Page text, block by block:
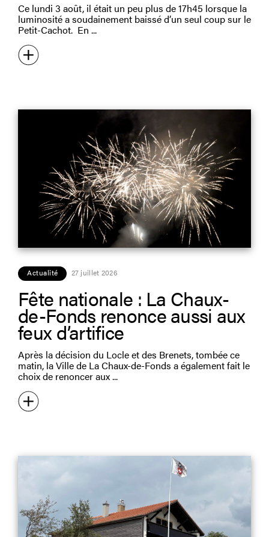
Ce lundi 3 août, il était un peu plus de 17h45 lorsque la
luminosité a soudainement baissé d’un seul coup sur le
Petit-Cachot. En
Actualité 27 juillet 2026
Fête nationale : La Chaux-
de-Fonds renonce aussi aux
feux d’artifice
Après la décision du Locle et des Brenets, tombée ce
matin, la Ville de La Chaux-de-Fonds a également fait le
choix de renoncer aux